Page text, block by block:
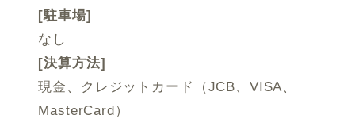
[駐車場]
なし
[決算方法]
現金、クレジットカード（JCB、VISA、
MasterCard）